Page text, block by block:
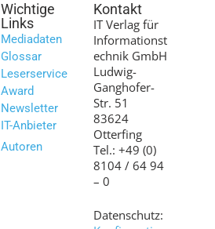
Wichtige
Links
Mediadaten
Glossar
Leserservice
Award
Newsletter
IT-Anbieter
Autoren
Kontakt
IT Verlag für
Informationst
echnik GmbH
Ludwig-
Ganghofer-
Str. 51
83624
Otterfing
Tel.: +49 (0)
8104 / 64 94
– 0
Datenschutz: